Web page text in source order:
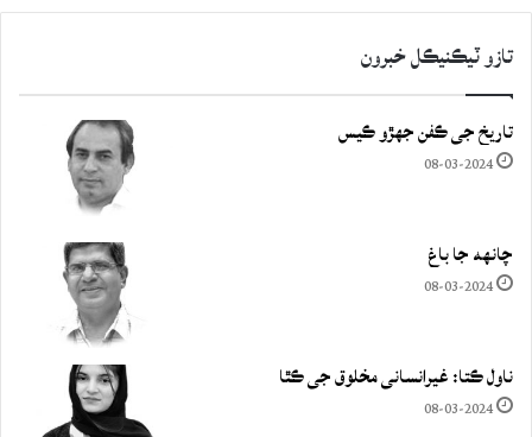
تازو ٽيڪنيڪل خبرون
تاريخ جي ڪفن جھڙو ڪيس
08-03-2024
چانهه جا باغ
08-03-2024
ناول ڪتا: غيرانساني مخلوق جي ڪٿا
08-03-2024